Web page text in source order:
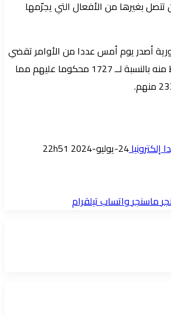
بغيرها من الأفعال التي يجرّمها
أصدر يوم أمس عددا من الأوامر تقضي
بإسقاط العقاب أو الحط منه بالنسبة لــ 1727 محكوما عليهم مما
إلكترونيا24-يوليو-2024 22h51
ماسنجرواتسابتيلقرام